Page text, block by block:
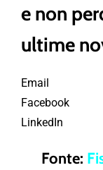
e non
ultime
Email
Facebook
LinkedIn
Fonte: